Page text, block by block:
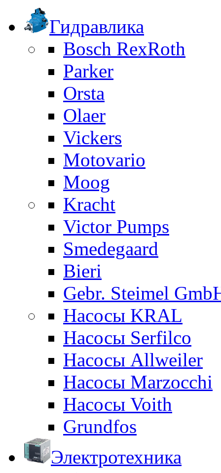
Гидравлика
Bosch RexRoth
Parker
Orsta
Olaer
Vickers
Motovario
Moog
Kracht
Victor Pumps
Smedegaard
Bieri
Gebr. Steimel
Насосы KRAL
Насосы Serfilco
Насосы Allweiler
Насосы Marzocchi
Насосы Voith
Grundfos
Электротехника